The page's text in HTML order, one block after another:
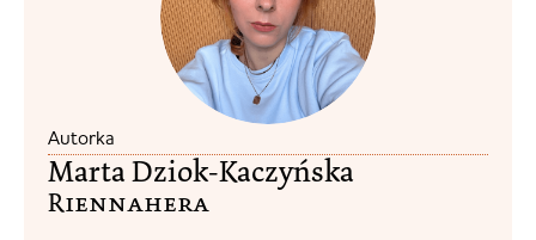
Autorka
Marta Dziok-Kaczyńska
Riennahera​